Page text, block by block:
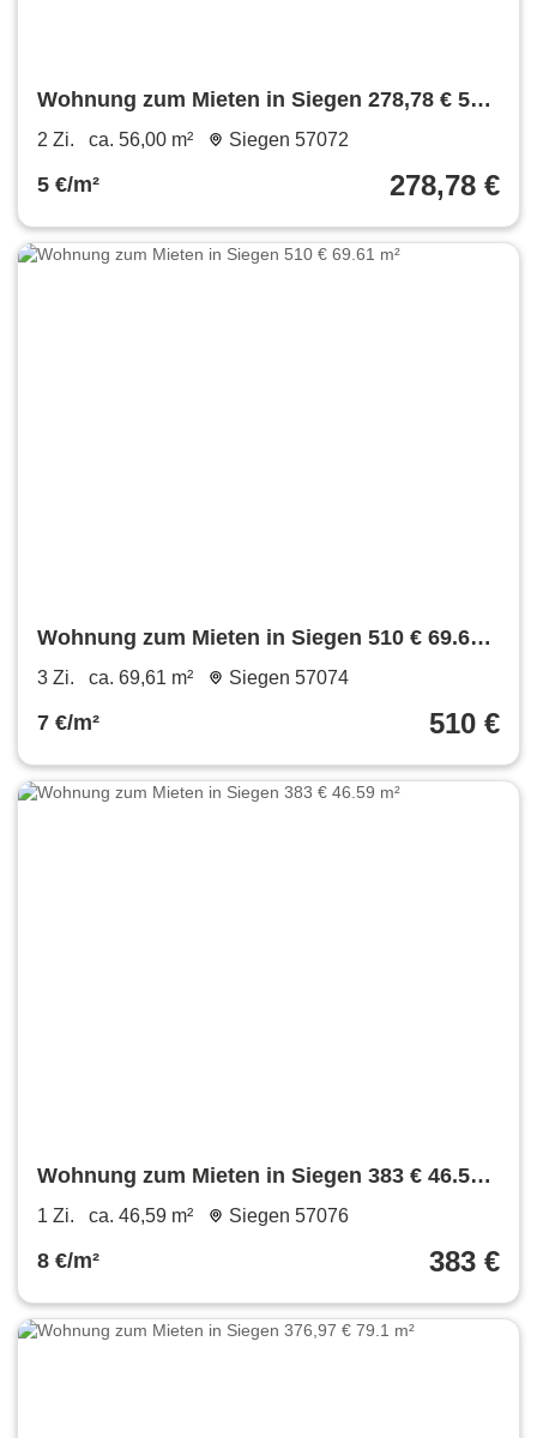
Wohnung zum Mieten in Siegen 278,78 € 56
m²
2 Zi. ca. 56,00 m² Siegen 57072
5 €/m² 278,78 €
Wohnung zum Mieten in Siegen 510 € 69.61
m²
3 Zi. ca. 69,61 m² Siegen 57074
7 €/m² 510 €
Wohnung zum Mieten in Siegen 383 € 46.59
m²
1 Zi. ca. 46,59 m² Siegen 57076
8 €/m² 383 €